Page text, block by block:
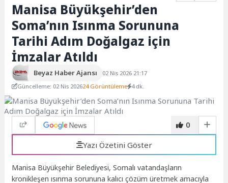
Manisa Büyükşehir’den
Soma’nın Isınma Sorununa
Tarihi Adım Doğalgaz için
İmzalar Atıldı
Beyaz Haber Ajansı
02 Nis 2026 21:17
Güncelleme: 02 Nis 202624 Görüntüleme 4 dk.
0
Yazı Özetini Göster
Manisa Büyükşehir Belediyesi, Somalı vatandaşların
kronikleşen ısınma sorununa kalıcı çözüm üretmek amacıyla